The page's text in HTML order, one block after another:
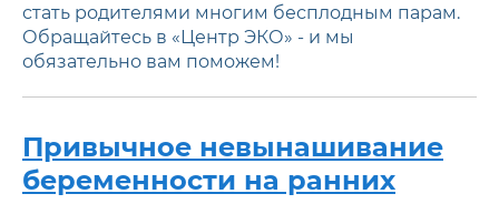
стать родителями многим бесплодным парам.
Обращайтесь в «Центр ЭКО» - и мы
обязательно вам поможем!
Привычное невынашивание
беременности на ранних